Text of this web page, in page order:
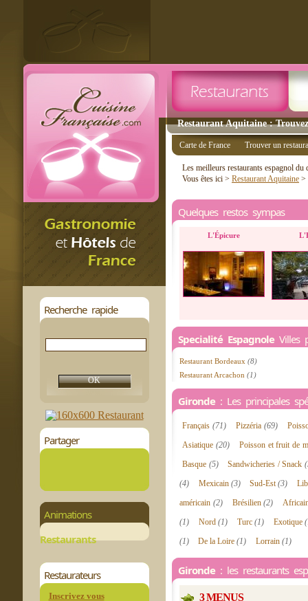
Restaurant Aquitaine :
Recherche rapide
Partager
Animations
Restaurants
Restaurateurs
Inscrivez vous
Carte de France Trouver un
Les meilleurs restaurants espagnol du
Vous êtes ici > Restaurant Aquitaine >
Quelques restos sympas
L'Épicure
Specialité Espagnole Villes
Restaurant Bordeaux (8)
Restaurant Arcachon (1)
Gironde : Les principales
Français (71) Pizzéria(69)
Asiatique (20)
Poisson et fruit de
Basque (5) Sandwicheries / Snack
(4)
Mexicain (3) Sud-Est(3)
américain (2) Brésilien(2)
(1)
Nord(1) Turc(1) Exotique
(1)
De la Loire(1) Lorrain (1)
Gironde : les restaurants
3 MENUS